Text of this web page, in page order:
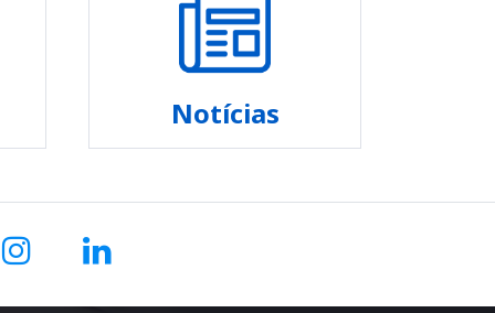
Notícias